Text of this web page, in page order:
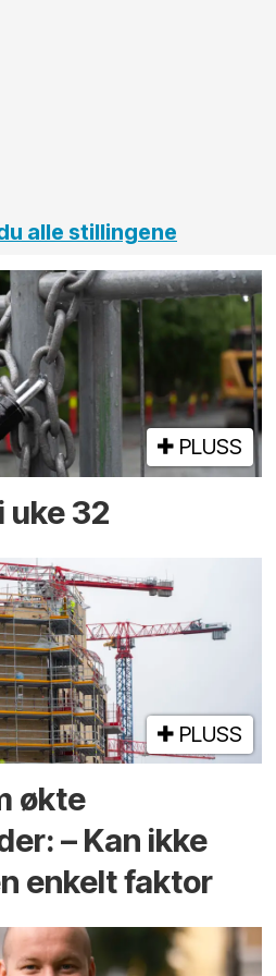
alle stillingene
PLUSS
uke 32
PLUSS
økte
– Kan ikke
enkelt faktor